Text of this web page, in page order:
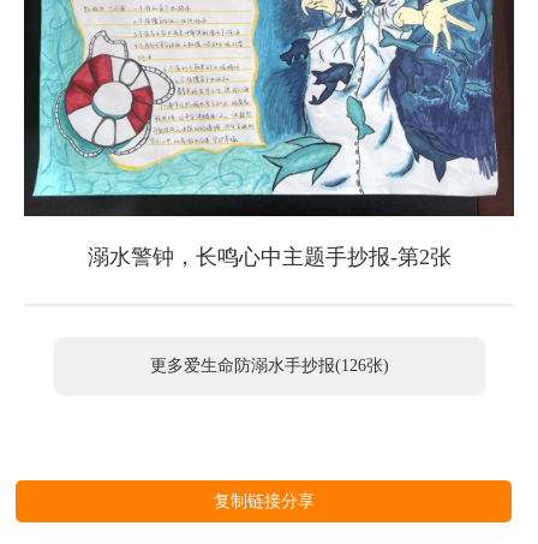
溺水警钟，长鸣心中主题手抄报-第2张
更多爱生命防溺水手抄报(126张)
复制链接分享